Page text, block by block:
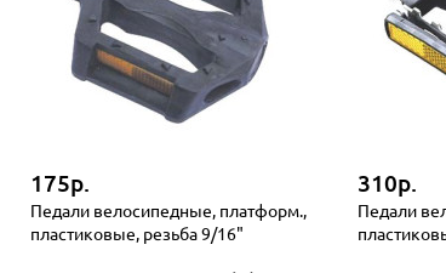
175р.
Педали велосипедные, платформ.,
пластиковые, резьба 9/16"
310р.
Педали